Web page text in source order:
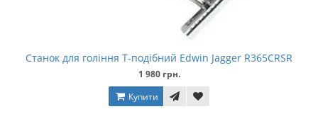
Станок для гоління Т-подібний Edwin Jagger R365CRSR
1 980 грн.
Купити